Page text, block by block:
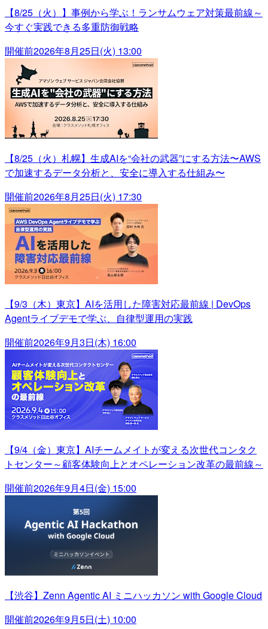
【8/25（火）】事例から学ぶ！ランサムウェア対策最前線～
今すぐ実践できる多重防御戦略
開催前2026年8月25日(火) 13:00
【8/25（火）札幌】生成AIを“会社の武器”にする方法〜AWS
で加速するデータ分析と、安全に導入する仕組み〜
開催前2026年8月25日(火) 17:30
【9/3（木）東京】AIを活用した障害対応最前線 | DevOps
Agentライブデモで学ぶ、自律型運用の実践
開催前2026年9月3日(木) 16:00
【9/4（金）東京】AIチームメイトが変える次世代コンタク
トセンター～顧客体験向上とオペレーション改革の最前線～
開催前2026年9月4日(金) 15:00
【渋谷】Zenn Agentic AI ミニハッカソン with Google Cloud
開催前2026年9月5日(土) 10:00